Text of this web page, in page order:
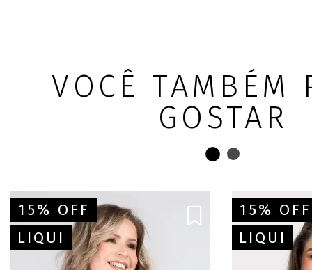
VOCÊ TAMBÉM
GOSTAR
15% OFF
LIQUI
15% OFF
LIQUI